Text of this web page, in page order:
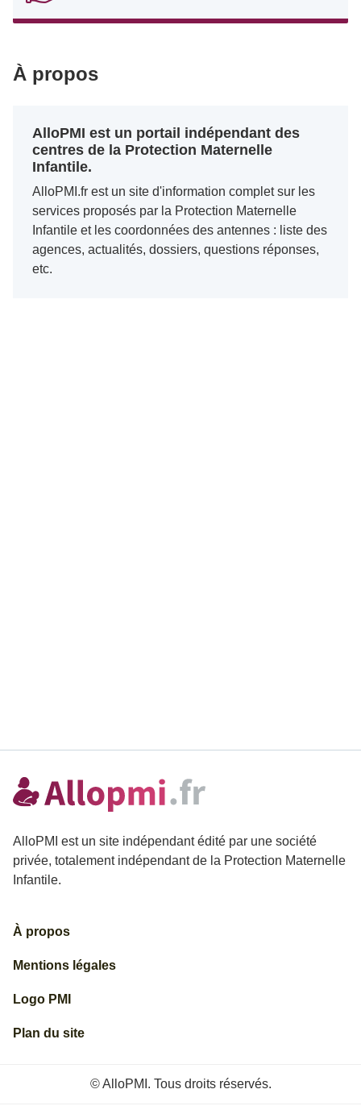
À propos
AlloPMI est un portail indépendant des
centres de la Protection Maternelle
Infantile.
AlloPMI.fr est un site d'information complet sur les
services proposés par la Protection Maternelle
Infantile et les coordonnées des antennes : liste des
agences, actualités, dossiers, questions réponses,
etc.
AlloPMI est un site indépendant édité par une société
privée, totalement indépendant de la Protection Maternelle
Infantile.
© AlloPMI. Tous droits réservés.
À propos
Mentions légales
Logo PMI
Plan du site